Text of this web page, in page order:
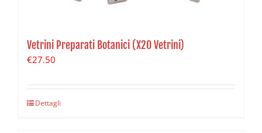
Vetrini Preparati Botanici (X20 Vetrini)
€27.50
Dettagli